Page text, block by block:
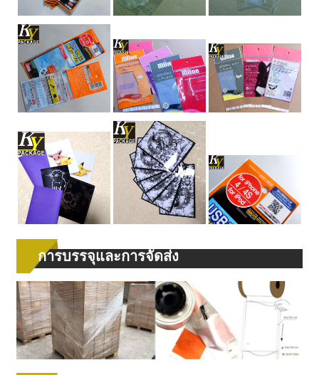
การบรรจุและการจัดส่ง